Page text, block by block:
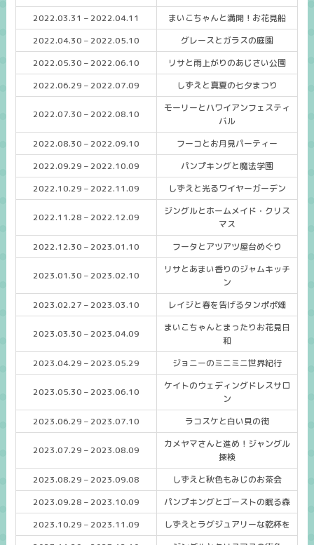
2022.03.31 – 2022.04.11
まいこちゃんと満開！お花見船
2022.04.30 – 2022.05.10
グレースとガラスの庭園
2022.05.30 – 2022.06.10
リサと雨上がりのあじさい公園
2022.06.29 – 2022.07.09
しずえと真夏の七夕まつり
2022.07.30 – 2022.08.10
モーリーとハワイアンフェスティ
バル
2022.08.30 – 2022.09.10
フーコとお月見パーティー
2022.09.29 – 2022.10.09
パンプキングと魔法学園
2022.10.29 – 2022.11.09
しずえと光るワイヤーガーデン
2022.11.28 – 2022.12.09
ジングルとホームメイド・クリス
マス
2022.12.30 – 2023.01.10
フータとアツアツ屋台めぐり
2023.01.30 – 2023.02.10
リサとあまい香りのジャムキッチ
ン
2023.02.27 – 2023.03.10
レイジと春を告げるタンポポ畑
2023.03.30 – 2023.04.09
まいこちゃんとまったりお花見日
和
2023.04.29 – 2023.05.29
ジョニーのミニミニ世界紀行
2023.05.30 – 2023.06.10
ケイトのウェディングドレスサロ
ン
2023.06.29 – 2023.07.10
ラコスケと白い貝の街
2023.07.29 – 2023.08.09
カメヤマさんと進め！ジャングル
探検
2023.08.29 – 2023.09.08
しずえと秋色もみじのお茶会
2023.09.28 – 2023.10.09
パンプキングとゴーストの眠る森
2023.10.29 – 2023.11.09
しずえとラグジュアリーな乾杯を